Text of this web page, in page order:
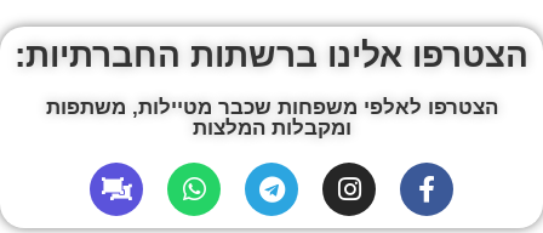
הצטרפו אלינו ברשתות החברתיות:
הצטרפו לאלפי משפחות שכבר מטיילות, משתפות
ומקבלות המלצות